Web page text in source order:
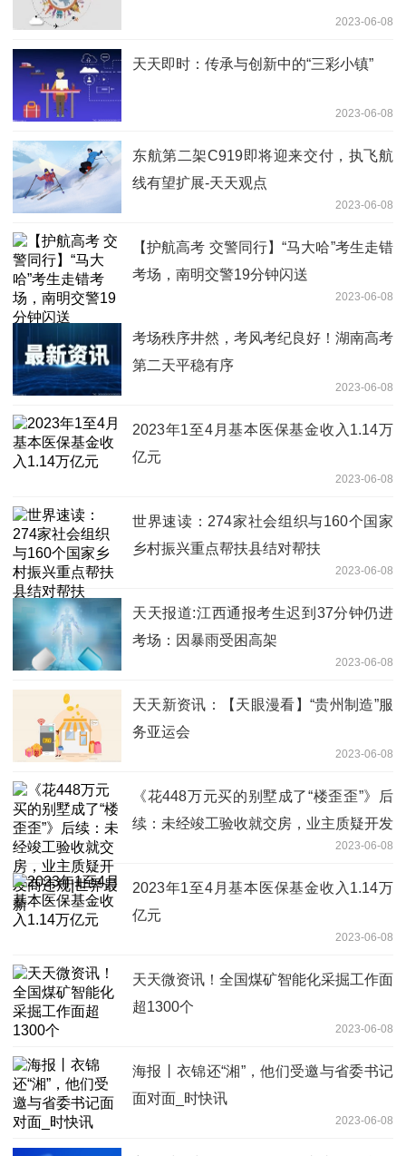
2023-06-08
天天即时：传承与创新中的“三彩小镇”
2023-06-08
东航第二架C919即将迎来交付，执飞航
线有望扩展-天天观点
2023-06-08
【护航高考 交警同行】“马大哈”考生走错
考场，南明交警19分钟闪送
2023-06-08
考场秩序井然，考风考纪良好！湖南高考
第二天平稳有序
2023-06-08
2023年1至4月基本医保基金收入1.14万
亿元
2023-06-08
世界速读：274家社会组织与160个国家
乡村振兴重点帮扶县结对帮扶
2023-06-08
天天报道:江西通报考生迟到37分钟仍进
考场：因暴雨受困高架
2023-06-08
天天新资讯：【天眼漫看】“贵州制造”服
务亚运会
2023-06-08
《花448万元买的别墅成了“楼歪歪”》后
续：未经竣工验收就交房，业主质疑开发
2023-06-08
2023年1至4月基本医保基金收入1.14万
亿元
2023-06-08
天天微资讯！全国煤矿智能化采掘工作面
超1300个
2023-06-08
海报丨衣锦还“湘”，他们受邀与省委书记
面对面_时快讯
2023-06-08